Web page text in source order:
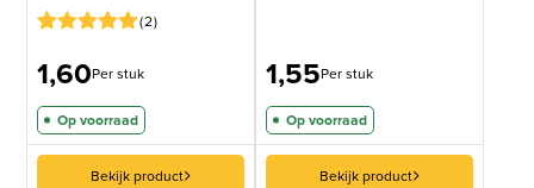
5op 5
gebaseerd
op
klantbeoordeling
2
1,60Per stuk
Op voorraad
Bekijk product
1,55Per stuk
Op voorraad
Bekijk product